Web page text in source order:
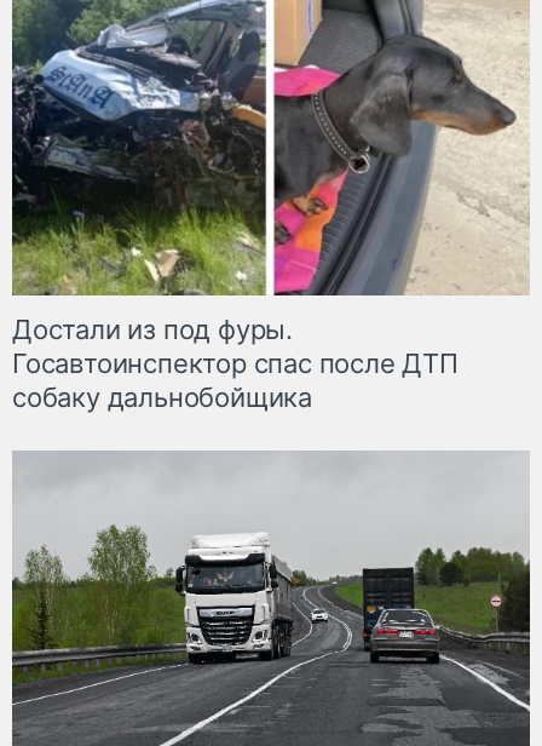
Достали из под фуры.
Госавтоинспектор спас после ДТП
собаку дальнобойщика